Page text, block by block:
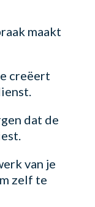
maakt
creëert
dat de
van je
zelf te